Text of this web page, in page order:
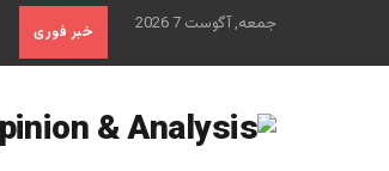
جمعه, آگوست 7 2026 خبر فوری